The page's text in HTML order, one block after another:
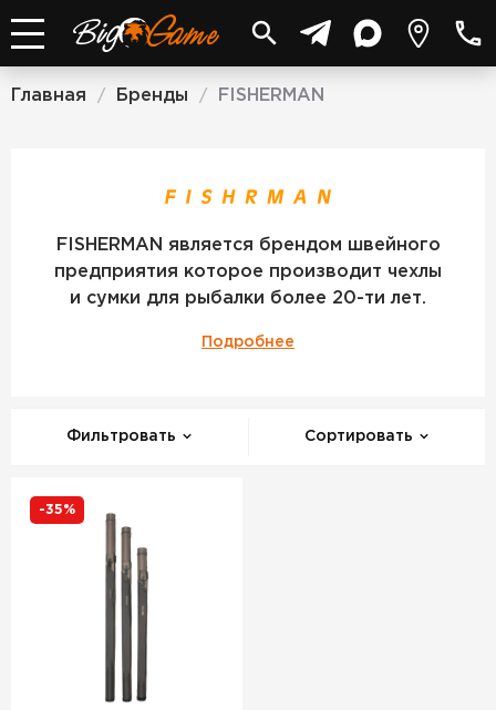
Главная / Бренды / FISHERMAN
FISHERMAN
FISHERMAN является брендом швейного
предприятия которое производит чехлы
и сумки для рыбалки более 20-ти лет.
Подробнее
Фильтровать Сортировать
-35%